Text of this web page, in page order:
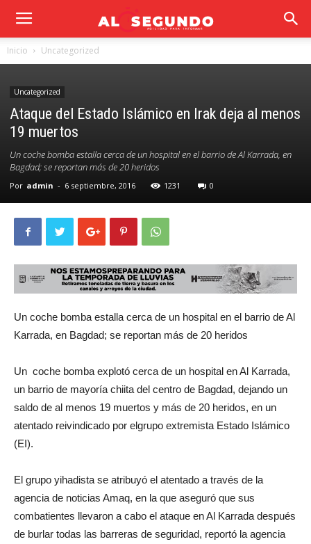
Inicio Uncategorized
Uncategorized
Ataque del Estado Islámico en Irak deja al menos
19 muertos
Un coche bomba estalla cerca de un hospital en el barrio de Al Karrada, en
Bagdad; se reportan más de 20 heridos
Por admin - 6 septiembre, 2016 1231 0
Un coche bomba estalla cerca de un hospital en el barrio de Al
Karrada, en Bagdad; se reportan más de 20 heridos
Un coche bomba explotó cerca de un hospital en Al Karrada,
un barrio de mayoría chiita del centro de Bagdad, dejando un
saldo de al menos 19 muertos y más de 20 heridos, en un
atentado reivindicado por elgrupo extremista Estado Islámico
(EI).
El grupo yihadista se atribuyó el atentado a través de la
agencia de noticias Amaq, en la que aseguró que sus
combatientes llevaron a cabo el ataque en Al Karrada después
de burlar todas las barreras de seguridad, reportó la agencia